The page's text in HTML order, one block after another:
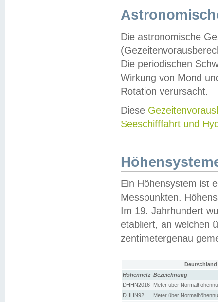
Die astronomische
Die periodischen
Wirkung von Mond
Rotation verursacht.
Diese
Seeschifffahrt und
Ein Höhensystem ist
Messpunkten.
Im 19. Jahrhundert
etabliert, an welchen
zentimetergenau
Höhennetz Bezeichnung
DHHN2016
Meter über
DHHN92
Meter über